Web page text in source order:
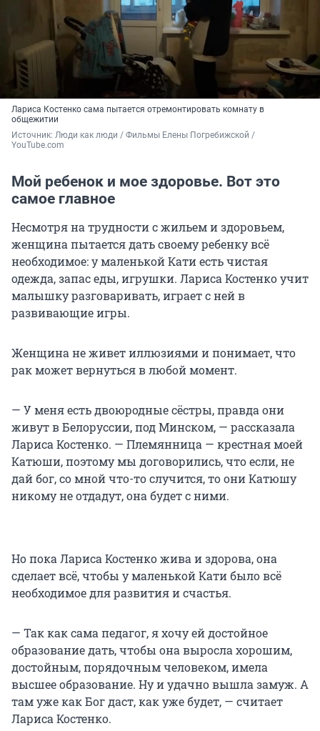
Лариса Костенко сама пытается отремонтировать комнату в
общежитии
Источник: Люди как люди / Фильмы Елены Погребижской /
YouTube.com
Мой ребенок и мое здоровье. Вот это
самое главное
Несмотря на трудности с жильем и здоровьем,
женщина пытается дать своему ребенку всё
необходимое: у маленькой Кати есть чистая
одежда, запас еды, игрушки. Лариса Костенко учит
малышку разговаривать, играет с ней в
развивающие игры.
Женщина не живет иллюзиями и понимает, что
рак может вернуться в любой момент.
— У меня есть двоюродные сёстры, правда они
живут в Белоруссии, под Минском, — рассказала
Лариса Костенко. — Племянница — крестная моей
Катюши, поэтому мы договорились, что если, не
дай бог, со мной что-то случится, то они Катюшу
никому не отдадут, она будет с ними.
Но пока Лариса Костенко жива и здорова, она
сделает всё, чтобы у маленькой Кати было всё
необходимое для развития и счастья.
— Так как сама педагог, я хочу ей достойное
образование дать, чтобы она выросла хорошим,
достойным, порядочным человеком, имела
высшее образование. Ну и удачно вышла замуж. А
там уже как Бог даст, как уже будет, — считает
Лариса Костенко.